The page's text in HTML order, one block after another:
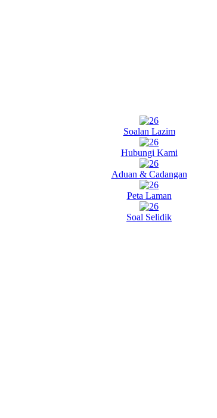
Soalan Lazim
Hubungi Kami
Aduan & Cadangan
Peta Laman
Soal Selidik